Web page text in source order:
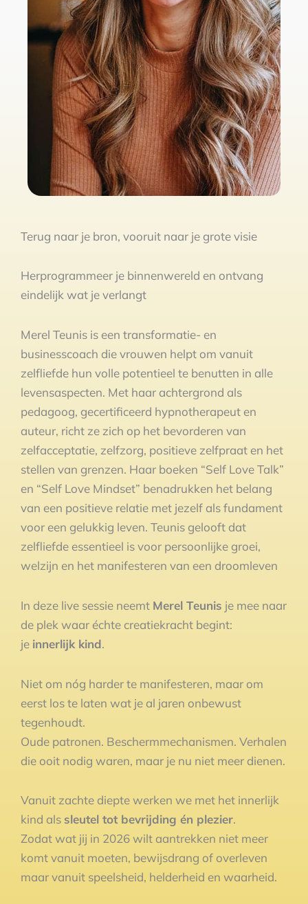
Terug naar je bron, vooruit naar je grote visie
Herprogrammeer je binnenwereld en ontvang
eindelijk wat je verlangt
Merel Teunis is een transformatie- en
businesscoach die vrouwen helpt om vanuit
zelfliefde hun volle potentieel te benutten in alle
levensaspecten. Met haar achtergrond als
pedagoog, gecertificeerd hypnotherapeut en
auteur, richt ze zich op het bevorderen van
zelfacceptatie, zelfzorg, positieve zelfpraat en het
stellen van grenzen. Haar boeken “Self Love Talk”
en “Self Love Mindset” benadrukken het belang
van een positieve relatie met jezelf als fundament
voor een gelukkig leven. Teunis gelooft dat
zelfliefde essentieel is voor persoonlijke groei,
welzijn en het manifesteren van een droomleven​
In deze live sessie neemt Merel Teunis je mee naar
de plek waar échte creatiekracht begint:
je innerlijk kind.
Niet om nóg harder te manifesteren, maar om
eerst los te laten wat je al jaren onbewust
tegenhoudt.
Oude patronen. Beschermmechanismen. Verhalen
die ooit nodig waren, maar je nu niet meer dienen.
Vanuit zachte diepte werken we met het innerlijk
kind als sleutel tot bevrijding én plezier.
Zodat wat jij in 2026 wilt aantrekken niet meer
komt vanuit moeten, bewijsdrang of overleven
maar vanuit speelsheid, helderheid en waarheid.